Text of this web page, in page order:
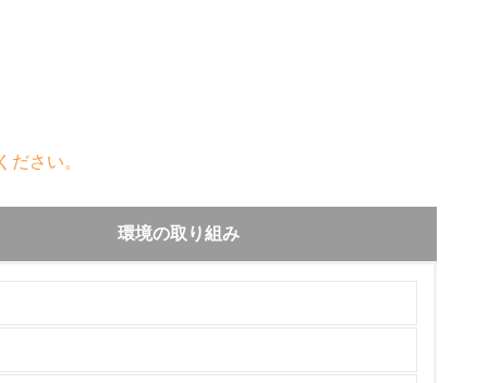
さい。
環境の取り組み